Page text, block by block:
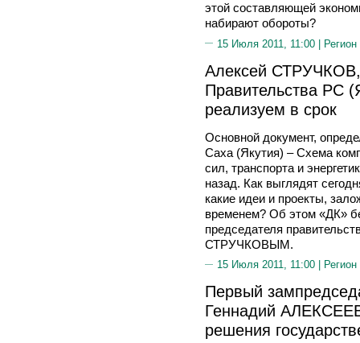
этой составляющей
набирают обороты?
15 Июля 2011, 11:00 | Регион
Алексей
Правительства РС
реализуем в срок
Основной документ,
Саха (Якутия) – Схема
сил, транспорта и
назад. Как выглядят
какие идеи и проекты,
временем? Об этом «ДК»
председателя
СТРУЧКОВЫМ.
15 Июля 2011, 11:00 |
Первый
Геннадий
решения